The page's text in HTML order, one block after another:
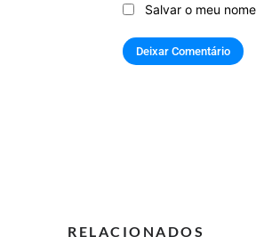
Salvar o meu
RELACIONADOS